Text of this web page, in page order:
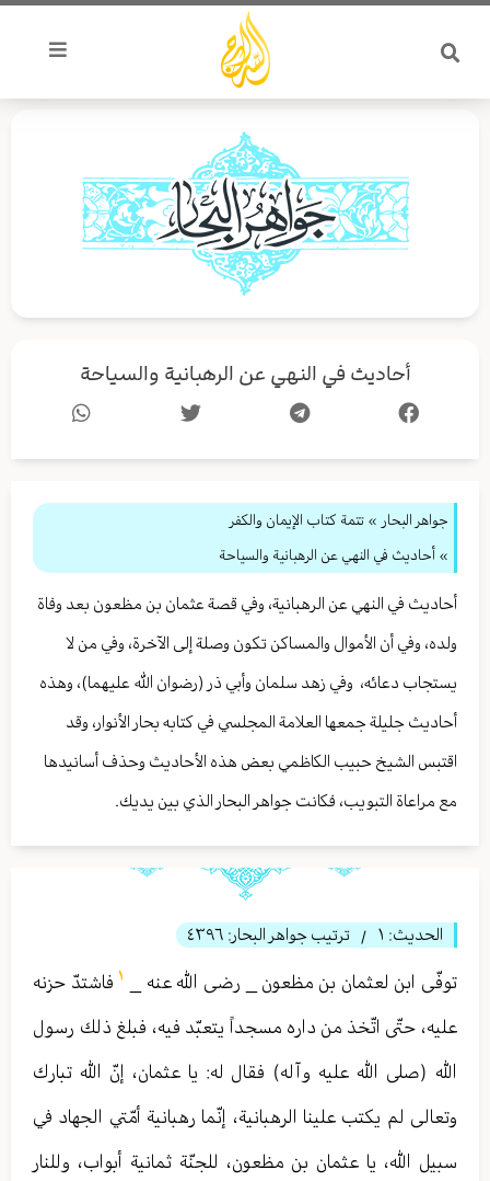
تخطي
المحتوى
أحاديث في النهي عن الرهبانية والسياحة
جواهر البحار » تتمة كتاب الإيمان والكفر
» أحاديث في النهي عن الرهبانية والسياحة
أحاديث في النهي عن الرهبانية، وفي قصة عثمان بن مظعون بعد وفاة
ولده، وفي أن الأموال والمساكن تكون وصلة إلى الآخرة، وفي من لا
يستجاب دعائه، وفي زهد سلمان وأبي ذر (رضوان الله عليهما)، وهذه
أحاديث جليلة جمعها العلامة المجلسي في كتابه بحار الأنوار، وقد
اقتبس الشيخ حبيب الكاظمي بعض هذه الأحاديث وحذف أسانيدها
مع مراعاة التبويب، فكانت جواهر البحار الذي بين يديك.
الحديث: ١ / ترتيب جواهر البحار: ٤٣٩٦
توفّى ابن لعثمان بن مظعون _ رضی الله عنه _ ١ فاشتدّ حزنه
عليه، حتّى اتّخذ من داره مسجداً يتعبّد فيه، فبلغ ذلك رسول
الله (صلى الله عليه وآله) فقال له: يا عثمان، إنّ الله تبارك
وتعالى لم يكتب علينا الرهبانية، إنّما رهبانية أمّتي الجهاد في
سبيل الله، يا عثمان بن مظعون، للجنّة ثمانية أبواب، وللنار